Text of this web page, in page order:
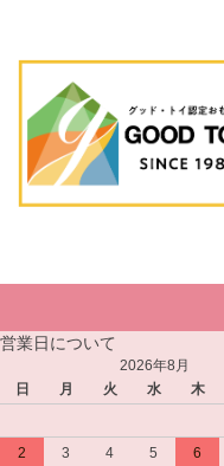
営業日について
2026年8月
日
月 火 水 木
2
3 4 5 6